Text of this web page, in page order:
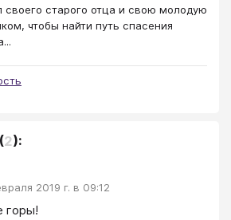
своего старого отца и свою молодую
чтобы найти путь спасения
(2):
2019 г. в 09:12
горы!